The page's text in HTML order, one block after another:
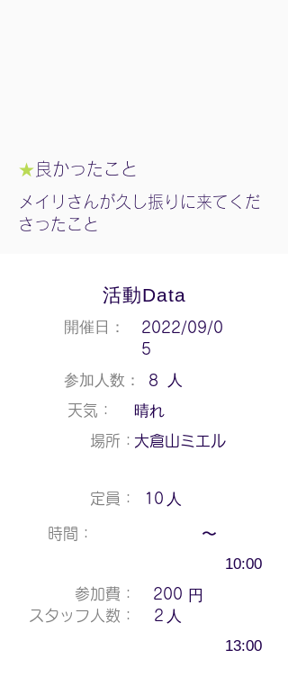
★ 良かったこと
メイリさんが久し振りに来てくだ
さったこと
活動Data
開催日：
2022/09/0
5
参加人数： 8 人
天気： 晴れ
場所：大倉山ミエル
定員： 10
時間：
人
〜
10:00
参加費： 200 円
スタッフ人数： 2 人
13:00